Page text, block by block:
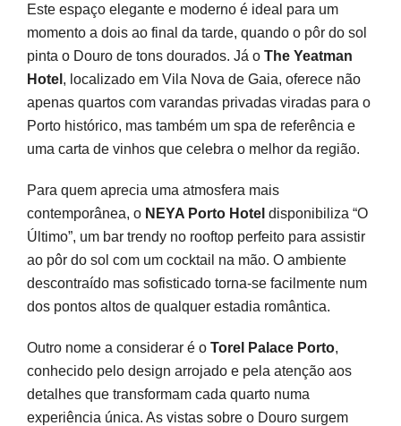
Este espaço elegante e moderno é ideal para um
momento a dois ao final da tarde, quando o pôr do sol
pinta o Douro de tons dourados. Já o The Yeatman
Hotel , localizado em Vila Nova de Gaia, oferece não
apenas quartos com varandas privadas viradas para o
Porto histórico, mas também um spa de referência e
uma carta de vinhos que celebra o melhor da região.
Para quem aprecia uma atmosfera mais
contemporânea, o NEYA Porto Hotel disponibiliza “O
Último”, um bar trendy no rooftop perfeito para assistir
ao pôr do sol com um cocktail na mão. O ambiente
descontraído mas sofisticado torna-se facilmente num
dos pontos altos de qualquer estadia romântica.
Outro nome a considerar é o Torel Palace Porto,
conhecido pelo design arrojado e pela atenção aos
detalhes que transformam cada quarto numa
experiência única. As vistas sobre o Douro surgem